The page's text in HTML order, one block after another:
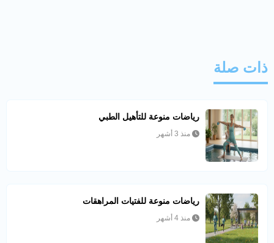
ذات صلة
رياضات منوعة للتأهيل الطبي
منذ 3 أشهر
رياضات منوعة للفتيات المراهقات
منذ 4 أشهر